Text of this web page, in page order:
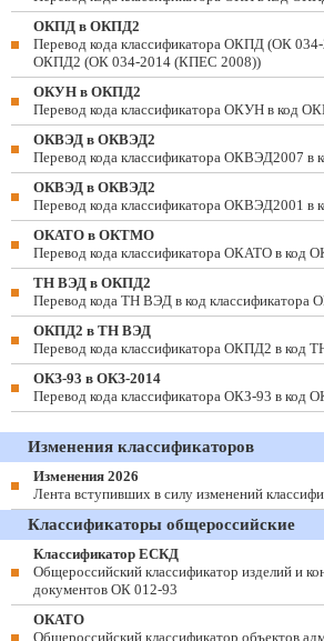
ОКПД в ОКПД2
Перевод кода классификатора ОКПД (ОК
ОКПД2 (ОК 034-2014 (КПЕС 2008))
ОКУН в ОКПД2
Перевод кода классификатора ОКУН в код
ОКВЭД в ОКВЭД2
Перевод кода классификатора ОКВЭД2007 в
ОКВЭД в ОКВЭД2
Перевод кода классификатора ОКВЭД2001 в
ОКАТО в ОКТМО
Перевод кода классификатора ОКАТО в код
ТН ВЭД в ОКПД2
Перевод кода ТН ВЭД в код классификатора
ОКПД2 в ТН ВЭД
Перевод кода классификатора ОКПД2 в код
ОКЗ-93 в ОКЗ-2014
Перевод кода классификатора ОКЗ-93 в код
Изменения классификаторов
Изменения 2026
Лента вступивших в силу изменений
Классификаторы общероссийские
Классификатор ЕСКД
Общероссийский классификатор изделий и
документов ОК 012-93
ОКАТО
Общероссийский классификатор объектов